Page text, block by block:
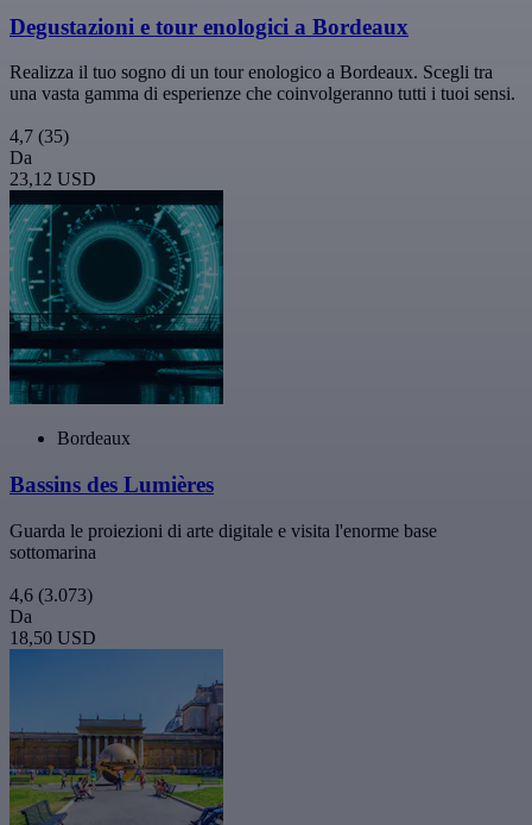
Degustazioni e tour enologici a Bordeaux
Realizza il tuo sogno di un tour enologico a Bordeaux. Scegli tra
una vasta gamma di esperienze che coinvolgeranno tutti i tuoi sensi.
4,7 (35)
Da
23,12 USD
Bordeaux
Bassins des Lumières
Guarda le proiezioni di arte digitale e visita l'enorme base
sottomarina
4,6 (3.073)
Da
18,50 USD